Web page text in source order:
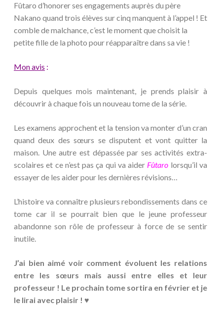
Fûtaro d’honorer ses engagements auprès du père
Nakano quand trois élèves sur cinq manquent à l’appel ! Et
comble de malchance, c’est le moment que choisit la
petite fille de la photo pour réapparaître dans sa vie !
Mon avis :
Depuis quelques mois maintenant, je prends plaisir à
découvrir à chaque fois un nouveau tome de la série.
Les examens approchent et la tension va monter d’un cran
quand deux des sœurs se disputent et vont quitter la
maison. Une autre est dépassée par ses activités extra-
scolaires et ce n’est pas ça qui va aider Fûtaro lorsqu’il va
essayer de les aider pour les dernières révisions…
L’histoire va connaître plusieurs rebondissements dans ce
tome car il se pourrait bien que le jeune professeur
abandonne son rôle de professeur à force de se sentir
inutile.
J’ai bien aimé voir comment évoluent les relations
entre les sœurs mais aussi entre elles et leur
professeur ! Le prochain tome sortira en février et je
le lirai avec plaisir ! ♥